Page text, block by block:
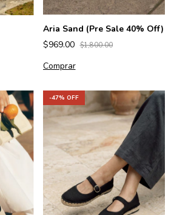
Aria Sand (Pre Sale 40% Off)
$969.00 $1,800.00
Comprar
-47% OFF